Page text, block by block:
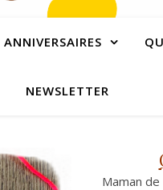
ANNIVERSAIRES
NEWSLETTER
Maman